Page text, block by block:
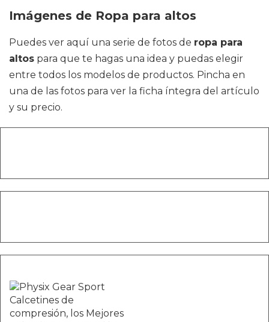
Imágenes de Ropa para altos
Puedes ver aquí una serie de fotos de ropa para
altos para que te hagas una idea y puedas elegir
entre todos los modelos de productos. Pincha en
una de las fotos para ver la ficha íntegra del artículo
y su precio.